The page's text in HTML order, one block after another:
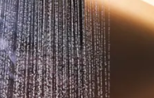
Колекція:
Кількість товару
обмежена
110 639.00